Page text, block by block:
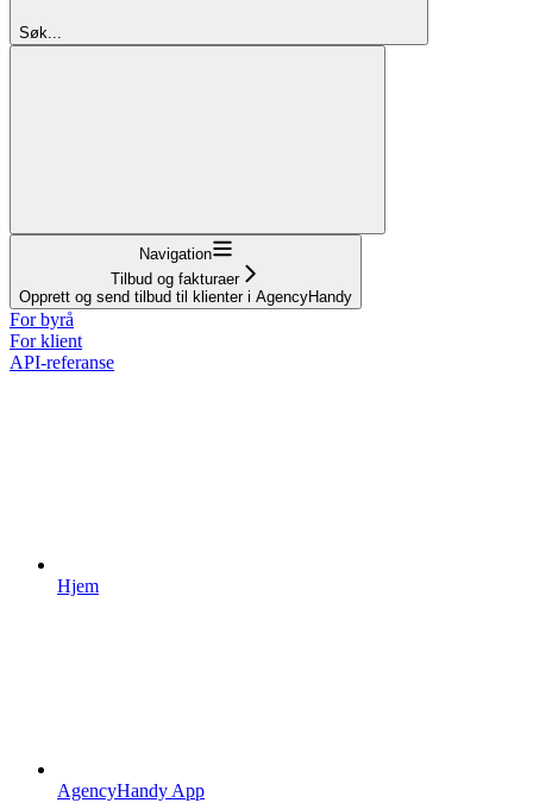
Søk...
Navigation
Tilbud og fakturaer
Opprett og send tilbud til klienter i AgencyHandy
For byrå
For klient
API-referanse
Hjem
AgencyHandy App